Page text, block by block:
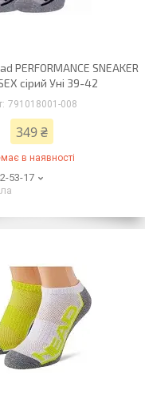
PERFORMANCE SNEAKER
сірий Уні 39-42
791018001-008
349 ₴
в наявності
53-17